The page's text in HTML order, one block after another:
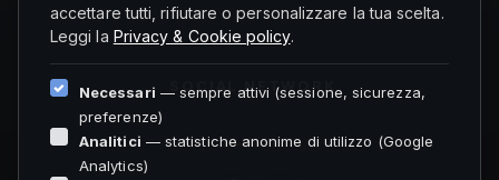
SOCIAL NETWORK
accettare tutti, rifiutare o personalizzare la tua scelta.
Leggi la Privacy & Cookie policy.
Necessari — sempre attivi (sessione, sicurezza,
preferenze)
Analitici — statistiche anonime di utilizzo (Google
Analytics)